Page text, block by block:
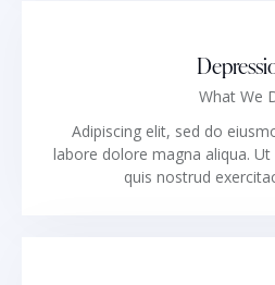
What We
Adipiscing elit, sed do
labore dolore magna aliqua.
quis nostrud